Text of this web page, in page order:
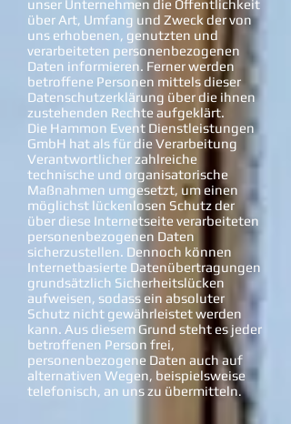
unser Unternehmen die Öffentlichkeit
über Art, Umfang und Zweck der von
uns erhobenen, genutzten und
verarbeiteten personenbezogenen
Daten informieren. Ferner werden
betroffene Personen mittels dieser
Datenschutzerklärung über die ihnen
zustehenden Rechte aufgeklärt.
Die Hammon Event Dienstleistungen
GmbH hat als für die Verarbeitung
Verantwortlicher zahlreiche
technische und organisatorische
Maßnahmen umgesetzt, um einen
möglichst lückenlosen Schutz der
über diese Internetseite verarbeiteten
personenbezogenen Daten
sicherzustellen. Dennoch können
Internetbasierte Datenübertragungen
grundsätzlich Sicherheitslücken
aufweisen, sodass ein absoluter
Schutz nicht gewährleistet werden
kann. Aus diesem Grund steht es jeder
betroffenen Person frei,
personenbezogene Daten auch auf
alternativen Wegen, beispielsweise
telefonisch, an uns zu übermitteln.